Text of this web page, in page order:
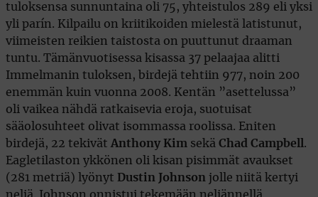
tuloksensa sunnuntaina oli 75, yhteistulos 289 eli yksi
yli parín. Kilpailu on kriitikoiden mielestä latistunut,
viimeisten reikien taistosta on puuttunut draaman
tuntu. Tämänvuotisessa kisassa 37 pelaajaa alitti
Immelmanin tuloksen, birdejä tehtiin 977, noin 200
enemmän kuin vuonna 2008. Kentän ”asettelussa”
oli vaikea nähdä ratkaisevia eroja, suotuisat
sääolosuhteet olivat isommassa roolissa. Eniten
birdejä, 22 tekivät Anthony Kim sekä Chad Campbell .
Eagletilaston ykkönen oli kisan pisimmät avaukset
(281 metriä) lyönyt
Dustin Johnson jolle niitä kertyi